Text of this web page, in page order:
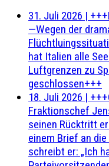
31. Juli 2026 |
—Wegen der
hat Italien alle
Luftgrenzen zu
geschlossen+++
18. Juli 2026 |
Fraktionschef
seinen Rücktritt
einem Brief an
schreibt er: „Ich